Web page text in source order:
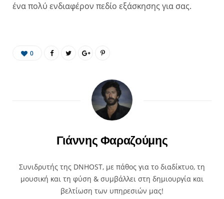
ένα πολύ ενδιαφέρον πεδίο εξάσκησης για σας.
0
Γιάννης Φαραζούμης
Συνιδρυτής της DNHOST, με πάθος για το διαδίκτυο, τη
μουσική και τη φύση & συμβάλλει στη δημιουργία και
βελτίωση των υπηρεσιών μας!